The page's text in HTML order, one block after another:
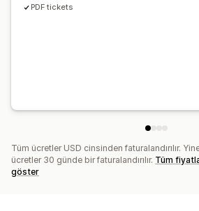
PDF tickets
Tüm ücretler USD cinsinden faturalandırılır.
ücretler 30 günde bir faturalandırılır. Tüm
göster